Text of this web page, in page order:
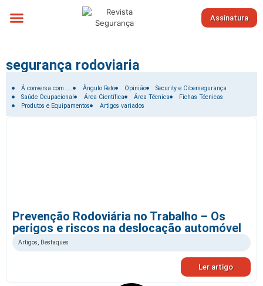
Assinatura
segurança rodoviaria
Filtrar por:
Á conversa com .... Ângulo Reto Opinião
Security e Cibersegurança
Saúde Ocupacional
Área Científica Área Técnica
Fichas Técnicas
Produtos e Equipamentos
Artigos variados
Prevenção Rodoviária no Trabalho – Os
perigos e riscos na deslocação automóvel
Artigos, Destaques
Ler artigo